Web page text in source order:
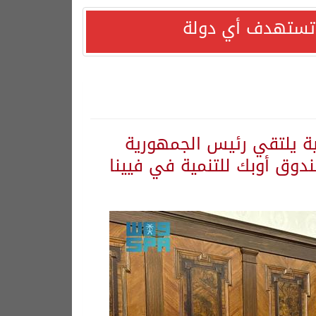
تستهدف أي دولة
يلتقي رئيس الجمهورية
أوبك للتنمية في فيينا